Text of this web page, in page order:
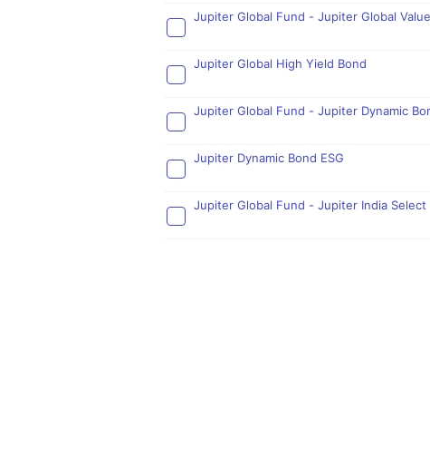
Jupiter Global Fund - Jupiter Global Value
Jupiter Global High Yield Bond
Jupiter Global Fund - Jupiter Dynamic
Jupiter Dynamic Bond ESG
Jupiter Global Fund - Jupiter India Select